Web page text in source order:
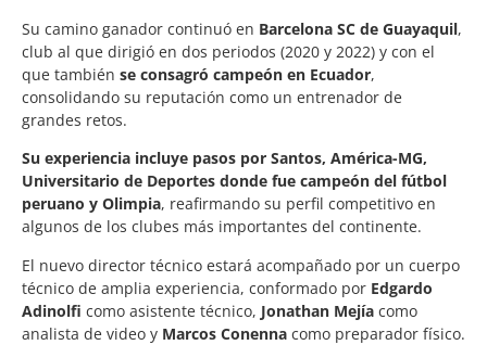
Su camino ganador continuó en Barcelona SC de Guayaquil,
club al que dirigió en dos periodos (2020 y 2022) y con el
que también se consagró campeón en Ecuador,
consolidando su reputación como un entrenador de
grandes retos.
Su experiencia incluye pasos por Santos, América-MG,
Universitario de Deportes donde fue campeón del fútbol
peruano y Olimpia, reafirmando su perfil competitivo en
algunos de los clubes más importantes del continente.
El nuevo director técnico estará acompañado por un cuerpo
técnico de amplia experiencia, conformado por Edgardo
Adinolfi como asistente técnico, Jonathan Mejía como
analista de video y Marcos Conenna como preparador físico.